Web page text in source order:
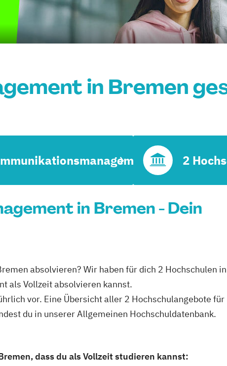
in Bremen
2
in Bremen - Dein
absolvieren? Wir haben für dich 2 Hochschulen
als Vollzeit absolvieren kannst.
vor. Eine Übersicht aller 2 Hochschulangebote für
du in unserer Allgemeinen Hochschuldatenbank.
dass du als Vollzeit studieren kannst: